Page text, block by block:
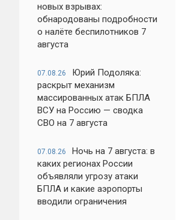
новых взрывах:
обнародованы подробности
о налёте беспилотников 7
августа
07.08.26
Юрий Подоляка:
раскрыт механизм
массированных атак БПЛА
ВСУ на Россию — сводка
СВО на 7 августа
07.08.26
Ночь на 7 августа: в
каких регионах России
объявляли угрозу атаки
БПЛА и какие аэропорты
вводили ограничения